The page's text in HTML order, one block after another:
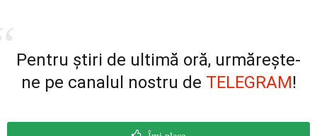
Pentru știri de ultimă oră, urmărește-
ne pe canalul nostru de TELEGRAM!